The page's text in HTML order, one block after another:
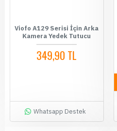
Viofo A129 Serisi İçin Arka
Kamera Yedek Tutucu
349,90 TL
Whatsapp Destek